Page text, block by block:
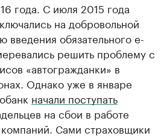
года. С июля 2015 года
на добровольной
обязательного е-
решить проблему с
«автогражданки» в
Однако уже в январе
начали поступать
на сбои в работе
Сами страховщики